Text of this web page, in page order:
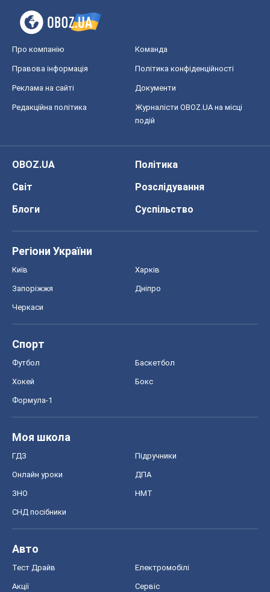
Про компанію Команда
Правова інформація Політика конфіденційності
Реклама на сайті Документи
Редакційна політика
Журналісти OBOZ.UA на місці
подій
OBOZ.UA
Політика
Світ
Розслідування
Блоги
Суспільство
Регіони України
Київ Харків
Запоріжжя Дніпро
Черкаси
Спорт
Футбол Баскетбол
Хокей Бокс
Формула-1
Моя школа
ГДЗ Підручники
Онлайн уроки ДПА
ЗНО НМТ
СНД посібники
Авто
Тест Драйв Електромобілі
Акції Сервіс